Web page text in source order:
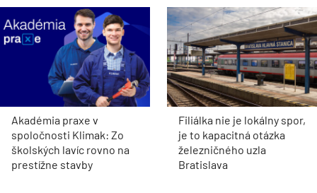
Akadémia praxe v
spoločnosti Klimak: Zo
školských lavíc rovno na
prestížne stavby
Filiálka nie je lokálny spor,
je to kapacitná otázka
železničného uzla
Bratislava